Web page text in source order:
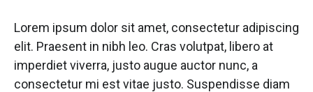
Lorem ipsum dolor sit amet, consectetur adipiscing
elit. Praesent in nibh leo. Cras volutpat, libero at
imperdiet viverra, justo augue auctor nunc, a
consectetur mi est vitae justo. Suspendisse diam